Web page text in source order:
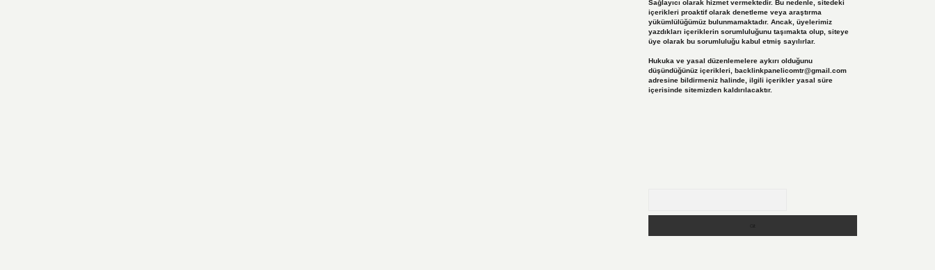
Sağlayıcı olarak hizmet vermektedir. Bu nedenle, sitedeki
içerikleri proaktif olarak denetleme veya araştırma
yükümlülüğümüz bulunmamaktadır. Ancak, üyelerimiz
yazdıkları içeriklerin sorumluluğunu taşımakta olup, siteye
üye olarak bu sorumluluğu kabul etmiş sayılırlar.
Hukuka ve yasal düzenlemelere aykırı olduğunu
düşündüğünüz içerikleri, backlinkpanelicomtr@gmail.com
adresine bildirmeniz halinde, ilgili içerikler yasal süre
içerisinde sitemizden kaldırılacaktır.